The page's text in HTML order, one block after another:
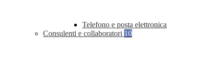
Telefono e posta elettronica
Consulenti e collaboratori 10